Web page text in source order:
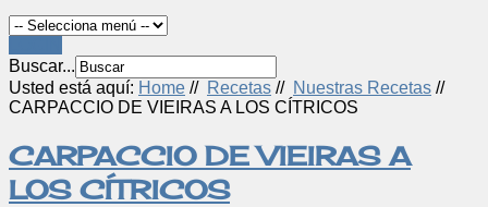
Buscar...
Usted está aquí: Home // Recetas // Nuestras Recetas //
CARPACCIO DE VIEIRAS A LOS CÍTRICOS
CARPACCIO DE VIEIRAS A
LOS CÍTRICOS